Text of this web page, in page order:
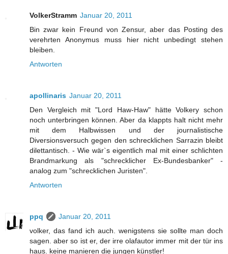
VolkerStramm Januar 20, 2011
Bin zwar kein Freund von Zensur, aber das Posting des
verehrten Anonymus muss hier nicht unbedingt stehen
bleiben.
Antworten
apollinaris Januar 20, 2011
Den Vergleich mit "Lord Haw-Haw" hätte Volkery schon
noch unterbringen können. Aber da klappts halt nicht mehr
mit dem Halbwissen und der journalistische
Diversionsversuch gegen den schrecklichen Sarrazin bleibt
dilettantisch. - Wie wär`s eigentlich mal mit einer schlichten
Brandmarkung als "schrecklicher Ex-Bundesbanker" -
analog zum "schrecklichen Juristen".
Antworten
ppq
Januar 20, 2011
volker, das fand ich auch. wenigstens sie sollte man doch
sagen. aber so ist er, der irre olafautor immer mit der tür ins
haus. keine manieren die jungen künstler!